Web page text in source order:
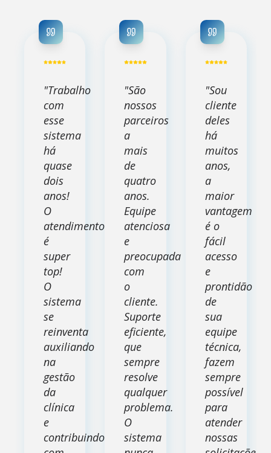
"Trabalho
com
esse
sistema
há
quase
dois
anos!
O
atendimento
é
super
top!
O
sistema
se
reinventa
auxiliando
na
gestão
da
clínica
e
contribuindo
"São
nossos
parceiros
a
mais
de
quatro
anos.
Equipe
atenciosa
e
preocupada
com
o
cliente.
Suporte
eficiente,
que
sempre
resolve
qualquer
problema.
O
sistema
"Sou
cliente
deles
há
muitos
anos,
a
maior
vantagem
é o
fácil
acesso
e
prontidão
de
sua
equipe
técnica,
fazem
sempre
possível
para
atender
nossas